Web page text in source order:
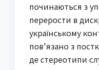
починаються з
перерости в
українському
пов’язано з
де стереотипи